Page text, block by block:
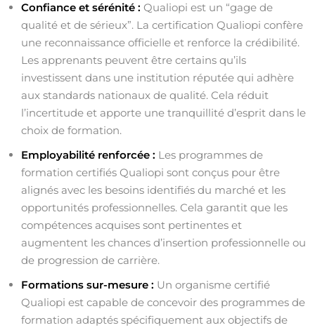
Confiance et sérénité : Qualiopi est un “gage de
qualité et de sérieux”. La certification Qualiopi confère
une reconnaissance officielle et renforce la crédibilité.
Les apprenants peuvent être certains qu’ils
investissent dans une institution réputée qui adhère
aux standards nationaux de qualité. Cela réduit
l’incertitude et apporte une tranquillité d’esprit dans le
choix de formation.
Employabilité renforcée : Les programmes de
formation certifiés Qualiopi sont conçus pour être
alignés avec les besoins identifiés du marché et les
opportunités professionnelles. Cela garantit que les
compétences acquises sont pertinentes et
augmentent les chances d’insertion professionnelle ou
de progression de carrière.
Formations sur-mesure : Un organisme certifié
Qualiopi est capable de concevoir des programmes de
formation adaptés spécifiquement aux objectifs de